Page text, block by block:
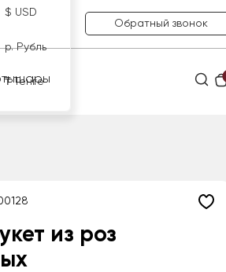
$ USD
р. Рубль
₸ Тенге
Обратный звонок
шары
из роз